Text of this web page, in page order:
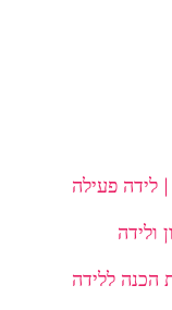
לידה פעילה
הכנה ללידה